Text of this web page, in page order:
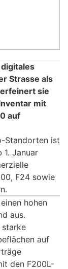
digitales
Strasse als
sie
mit
auf
Standorten ist
1. Januar
F24 sowie
hohen
aus.
starke
auf
den F200L-